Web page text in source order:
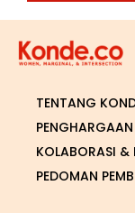
TENTANG
PENGHARGAAN
KOLABORASI &
PEDOMAN